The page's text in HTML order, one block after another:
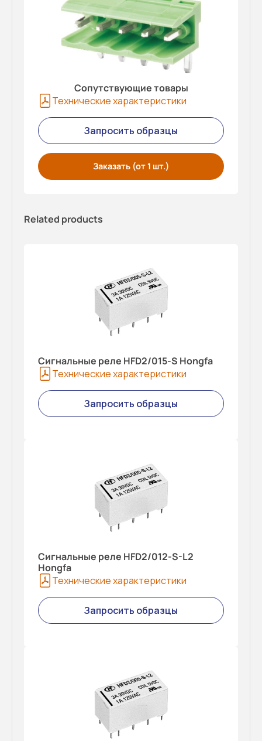
Сопутствующие товары
Технические характеристики
Запросить образцы
Заказать (от 1 шт.)
Related products
Сигнальные реле HFD2/015-S Hongfa
Технические характеристики
Запросить образцы
Сигнальные реле HFD2/012-S-L2
Hongfa
Технические характеристики
Запросить образцы